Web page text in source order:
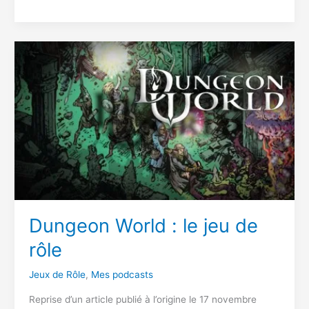
Dungeon World : le jeu de
rôle
Jeux de Rôle, Mes podcasts
Reprise d’un article publié à l’origine le 17 novembre